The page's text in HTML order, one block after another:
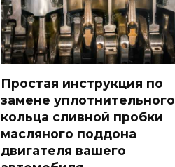
Простая инструкция по
замене уплотнительного
кольца сливной пробки
масляного поддона
двигателя вашего